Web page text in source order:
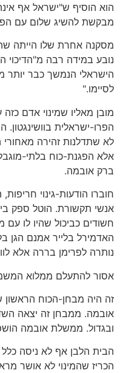
הוא הוסיף ש"ישראל אף
מבקשת להשיג שלום עם
מסקנה אחרת שלו הייתה
נובע במידה רבה מ"הדיכוי
לסיימו."
מובן מאליו שמינוי אדם
הפרו-ישראלית
לא שתדלנות זהירה
אלא הפגנת-כוח בלתי-
ברק אובמה.
חוברו הודעות-גינוי
אנשי תקשורת. הוטל ספק
חשודים כביכול שהיו לו עם
האדמירל בלייר אמנם הגן
נותרה לפרימן בררה אלא
אסור להתעלם ממלוא
זה היה מבחן-הכוח
אובמה. ממבחן זה יצאה
ובגדול. ממשלת אובמה
הבית הלבן אף לא ניסה
הכריז שהמינוי לא אושר